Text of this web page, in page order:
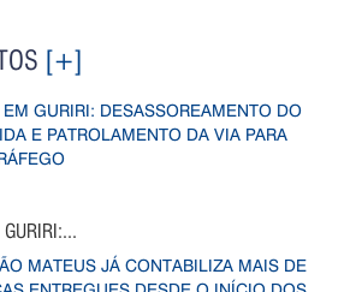
[+]
GURIRI:...